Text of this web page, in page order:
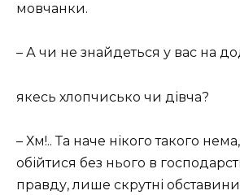
мовчанки.
– А чи не знайдеться у вас на
якесь хлопчисько чи дівча?
– Хм!.. Та наче нікого такого
обійтися без нього в
правду, лише скрутні